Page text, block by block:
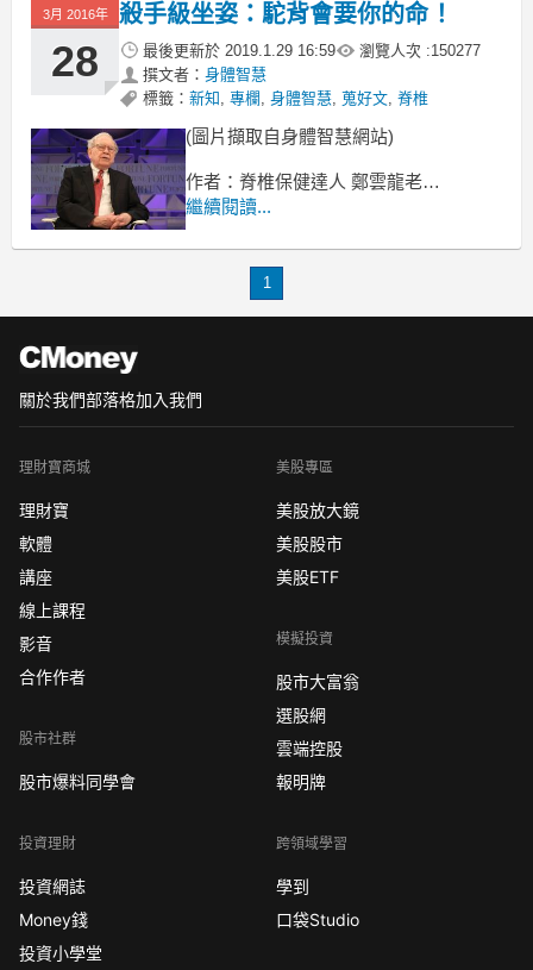
3月 2016年
28
殺手級坐姿：駝背會要你的命！
最後更新於 2019.1.29 16:59 瀏覽人次 :150277
撰文者： 身體智慧
標籤： 新知 , 專欄 , 身體智慧, 蒐好文, 脊椎
(圖片擷取自身體智慧網站)
作者：脊椎保健達人 鄭雲龍老師
「你生活中頭號殺手級不良姿勢」
繼續閱讀...
1
關於我們部落格加入我們
理財寶商城
理財寶
軟體
講座
線上課程
影音
合作作者
股市社群
股市爆料同學會
投資理財
投資網誌
Money錢
投資小學堂
美股專區
美股放大鏡
美股股市
美股ETF
模擬投資
股市大富翁
選股網
雲端控股
報明牌
跨領域學習
學到
口袋Studio